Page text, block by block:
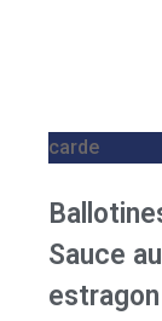
carde
Sauce
estragon